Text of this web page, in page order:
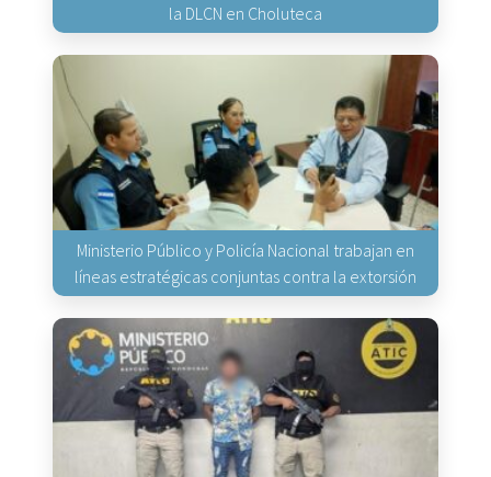
la DLCN en Choluteca
Ministerio Público y Policía Nacional trabajan en
líneas estratégicas conjuntas contra la extorsión